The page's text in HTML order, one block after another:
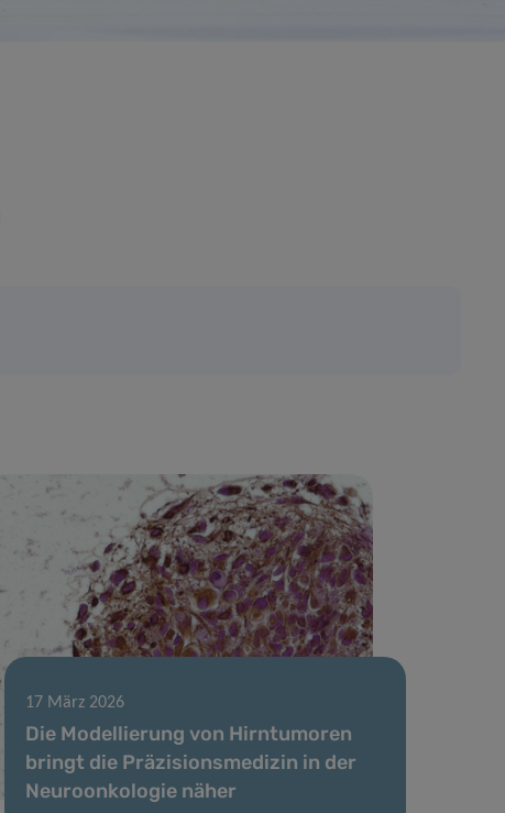
17 März 2026
Die Modellierung von Hirntumoren
bringt die Präzisionsmedizin in der
Neuroonkologie näher